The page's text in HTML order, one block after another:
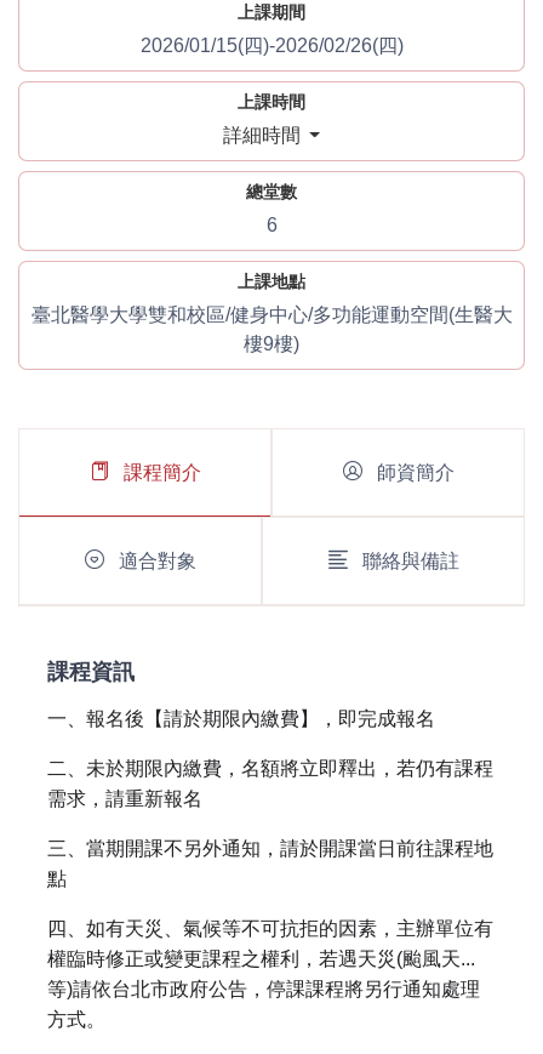
上課期間
2026/01/15(四)-2026/02/26(四)
上課時間
詳細時間
總堂數
6
上課地點
臺北醫學大學雙和校區/健身中心/多功能運動空間(生醫大
樓9樓)
課程簡介 師資簡介
適合對象 聯絡與備註
課程資訊
一、報名後【請於期限內繳費】，即完成報名
二、未於期限內繳費，名額將立即釋出，若仍有課程
需求，請重新報名
三、當期開課不另外通知，請於開課當日前往課程地
點
四、如有天災、氣候等不可抗拒的因素，主辦單位有
權臨時修正或變更課程之權利，若遇天災(颱風天...
等)請依台北市政府公告，停課課程將另行通知處理
方式。